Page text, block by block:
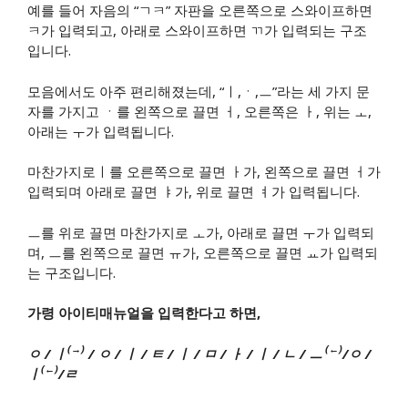
예를 들어 자음의 “ㄱㅋ” 자판을 오른쪽으로 스와이프하면
ㅋ가 입력되고, 아래로 스와이프하면 ㄲ가 입력되는 구조
입니다.
모음에서도 아주 편리해졌는데, “ㅣ,ㆍ,ㅡ”라는 세 가지 문
자를 가지고 ㆍ를 왼쪽으로 끌면 ㅓ, 오른쪽은 ㅏ, 위는 ㅗ,
아래는 ㅜ가 입력됩니다.
마찬가지로ㅣ를 오른쪽으로 끌면 ㅏ가, 왼쪽으로 끌면 ㅓ가
입력되며 아래로 끌면 ㅑ가, 위로 끌면 ㅕ가 입력됩니다.
ㅡ를 위로 끌면 마찬가지로 ㅗ가, 아래로 끌면 ㅜ가 입력되
며, ㅡ를 왼쪽으로 끌면 ㅠ가, 오른쪽으로 끌면 ㅛ가 입력되
는 구조입니다.
가령 아이티매뉴얼을 입력한다고 하면,
ㅇ / ㅣ (→) / ㅇ / ㅣ / ㅌ / ㅣ / ㅁ / ㅏ / ㅣ / ㄴ / ㅡ (←)/ㅇ /
ㅣ (←)/ㄹ